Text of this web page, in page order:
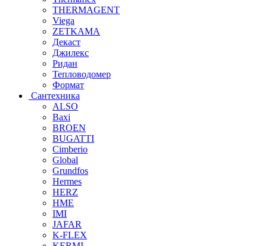
THERMAGENT
Viega
ZETKAMA
Декаст
Джилекс
Ридан
Тепловодомер
Формат
Сантехника
ALSO
Baxi
BROEN
BUGATTI
Cimberio
Global
Grundfos
Hermes
HERZ
HME
IMI
JAFAR
K-FLEX